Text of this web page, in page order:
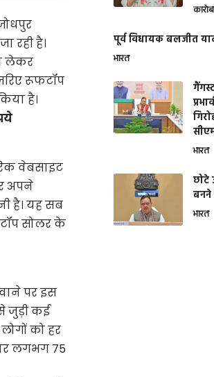
रही है।
लेकर
रूफटॉप
है।
वेबसाइट
अपने
है। यह सब
सोलर के
पर इस
जुड़ी कई
को हर
लगभग 75
पूर्व विधायक बलजीत
भारत
भारत
छोटे
बनने
भारत